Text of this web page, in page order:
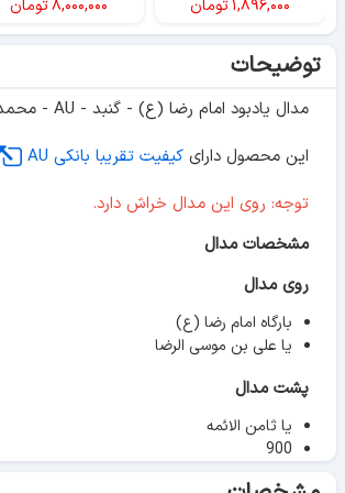
۱,۸۹۶,۰۰۰تومان ۸,۰۰۰,۰۰۰تومان
توضیحات
مدال یادبود امام رضا (ع) - گنبد - AU - محمد رضا شاه
این محصول دارای کیفیت تقریبا بانکی AU
توجه: روی این مدال خراش دارد.
مشخصات مدال
روی مدال
بارگاه امام رضا (ع)
یا علی بن موسی الرضا
پشت مدال
یا ثامن الائمه
900